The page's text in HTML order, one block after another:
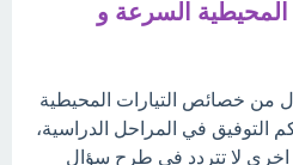
السرعة و
من خصائص التيارات المحيطية
التوفيق في المراحل الدراسية،
اخري لا تتردد في طرح سؤال